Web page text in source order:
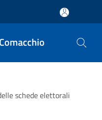
schede elettorali